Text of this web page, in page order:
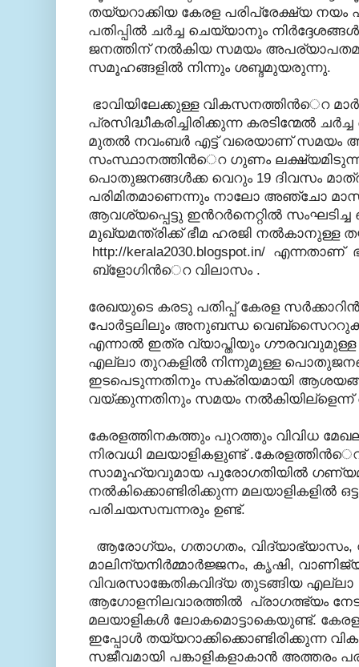
തയ്യറാക്കിയ കേരള പരിപ്രേക്ഷ്യ നയം
പതിപ്പില്‍ ചര്‍ച്ച ചെയ്യാനും
ജനത്തിന് നല്‍കിയ സമയം
സമൂഹങ്ങളില്‍ നിന്നും ശബ്ദമുയരുന്നു.
ഭാവിയിലേക്കുള്ള വികസനത്തിന്‍െറ
പ്രസിദ്ധീകരിച്ചിരിക്കുന്ന കരടിന്മേല്‍
മുതല്‍ നവംബര്‍ എട്ട് വരെയാണ് സമയം
സംസ്ഥാനത്തിന്‍െറ ഗുണം
പൊതുജനങ്ങള്‍ക്ക വെറും 19 ദിവസം
പരിമിതമാണെന്നും നാലോ അഞ്ചോ
ആവശ്യപ്പെട്ടു ഇന്‍റര്‍നെറ്റില്‍ സംഘടിച്ച
മുഖ്യമന്ത്രിക്ക് ഭീമ ഹരജി നല്‍കാനുള്ള
http://kerala2030.blogspot.in/ എന്നതാണ്
ബ്ളോഗിന്‍െറ വിലാസം .
രേഖയുടെ കരടു പതിപ്പ് കേരള
പോര്‍ട്ടലിലും അനുബന്ധ
എന്നാല്‍ ഇത്ര വ്യാപ്തിയും
എല്ലാ തുറകളില്‍ നിന്നുമുള്ള
ഇടപെടുന്നതിനും സക്രിയമായി
വയ്ക്കുന്നതിനും സമയം നല്‍കിയില്ളെന്ന്
കേരളത്തിനകത്തും പുറത്തും വിവിധ
നിരവധി മലയാളികളുണ്ട്
സാമൂഹ്യവുമായ പുരോഗതിയില്‍
നല്‍കിക്കൊണ്ടിരിക്കുന്ന മലയാളികളില്‍
പരിചയസമ്പന്നരും ഉണ്ട്.
ആരോഗ്യം, ഗതാഗതം, വിദ്യാഭ്യാസം,
മാലിന്യനിര്‍മ്മാര്‍ജ്ജനം, കൃഷി,
വിവരസാങ്കേതികവിദ്യ തുടങ്ങിയ
ആഗോളനിലവാരത്തില്‍ പ്രാഗത്ഭ്യം
മലയാളികള്‍ ലോകമൊട്ടാകെയുണ്ട്.
ഇപ്പോള്‍ തയ്യറാക്കിക്കൊണ്ടിരിക്കുന്ന
സജീവമായി പങ്കാളികളാകാന്‍ അത്തരം